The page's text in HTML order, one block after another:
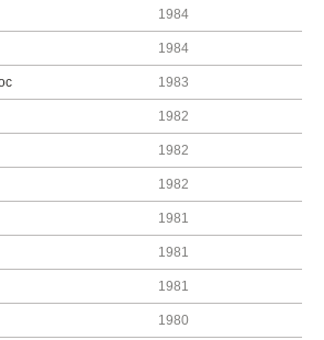
1984
1984
1983
1982
1982
1982
1981
1981
1981
1980